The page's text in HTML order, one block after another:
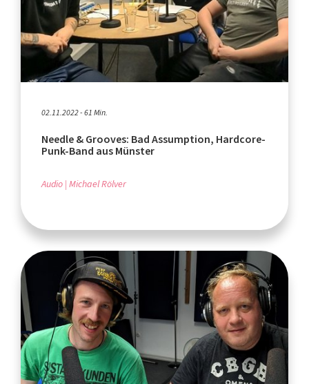
02.11.2022 - 61 Min.
Needle & Grooves: Bad Assumption, Hardcore-
Punk-Band aus Münster
Audio Michael Rölver